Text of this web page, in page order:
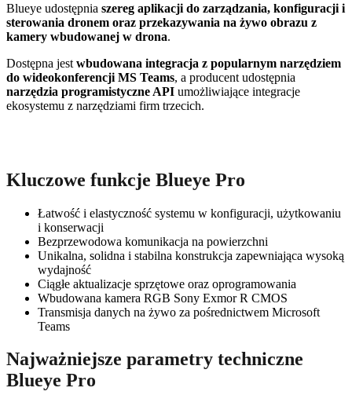
Blueye udostępnia szereg aplikacji do zarządzania, konfiguracji i
sterowania dronem oraz przekazywania na żywo obrazu z
kamery wbudowanej w drona.
Dostępna jest wbudowana integracja z popularnym narzędziem
do wideokonferencji MS Teams, a producent udostępnia
narzędzia programistyczne API umożliwiające integracje
ekosystemu z narzędziami firm trzecich.
Kluczowe funkcje Blueye Pro
Łatwość i elastyczność systemu w konfiguracji, użytkowaniu
i konserwacji
Bezprzewodowa komunikacja na powierzchni
Unikalna, solidna i stabilna konstrukcja zapewniająca wysoką
wydajność
Ciągłe aktualizacje sprzętowe oraz oprogramowania
Wbudowana kamera RGB Sony Exmor R CMOS
Transmisja danych na żywo za pośrednictwem Microsoft
Teams
Najważniejsze parametry techniczne
Blueye Pro